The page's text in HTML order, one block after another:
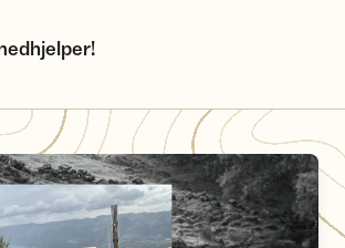
morsomme rapport fra Tripp Trapp